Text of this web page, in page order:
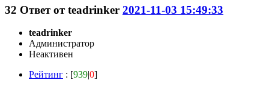
32 Ответ отteadrinker 2021-11-03 15:49:33
teadrinker
Администратор
Неактивен
Рейтинг : [939|0]